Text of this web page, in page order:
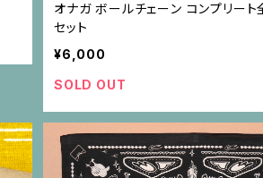
オナガ ボールチェーン コンプリート
セット
¥6,000
SOLD OUT